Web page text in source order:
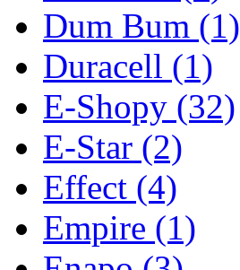
Dum Bum (1)
Duracell (1)
E-Shopy (32)
E-Star (2)
Effect (4)
Empire (1)